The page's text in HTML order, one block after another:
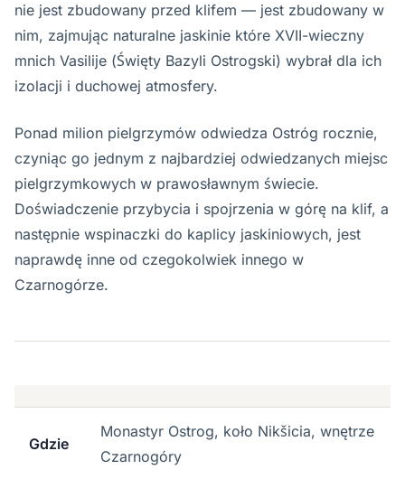
nie jest zbudowany przed klifem — jest zbudowany w
nim, zajmując naturalne jaskinie które XVII-wieczny
mnich Vasilije (Święty Bazyli Ostrogski) wybrał dla ich
izolacji i duchowej atmosfery.
Ponad milion pielgrzymów odwiedza Ostróg rocznie,
czyniąc go jednym z najbardziej odwiedzanych miejsc
pielgrzymkowych w prawosławnym świecie.
Doświadczenie przybycia i spojrzenia w górę na klif, a
następnie wspinaczki do kaplicy jaskiniowych, jest
naprawdę inne od czegokolwiek innego w
Czarnogórze.
Gdzie
Monastyr Ostrog, koło Nikšicia, wnętrze
Czarnogóry